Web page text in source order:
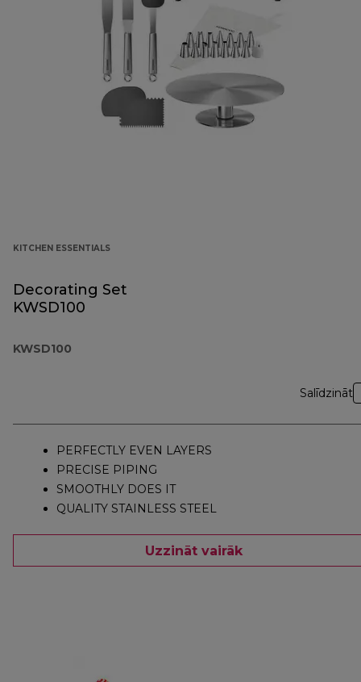
KITCHEN ESSENTIALS
Decorating Set
KWSD100
KWSD100
Salīdzināt
PERFECTLY EVEN LAYERS
PRECISE PIPING
SMOOTHLY DOES IT
QUALITY STAINLESS STEEL
Uzzināt vairāk